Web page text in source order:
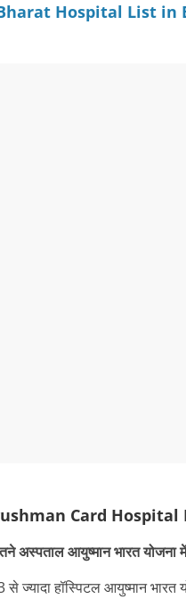
Hospital List in
Card Hospital
अस्‍पताल आयुष्‍मान भारत योजना
ज्‍यादा हॉस्पिटल आयुष्‍मान भारत